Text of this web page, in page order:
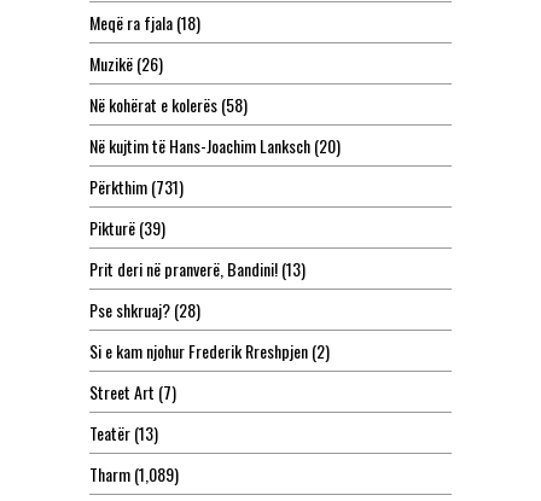
Meqë ra fjala(18)
Muzikë(26)
Në kohërat e kolerës(58)
Në kujtim të Hans-Joachim Lanksch(20)
Përkthim(731)
Pikturë(39)
Prit deri në pranverë, Bandini!(13)
Pse shkruaj?(28)
Si e kam njohur Frederik Rreshpjen(2)
Street Art (7)
Teatër(13)
Tharm(1,089)